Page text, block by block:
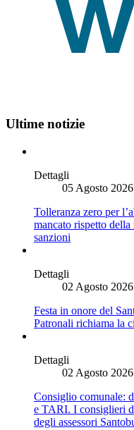
Ultime notizie
Dettagli
05 Agosto 2026
Tolleranza zero per
mancato rispetto
sanzioni
Dettagli
02 Agosto 2026
Festa in onore del
Patronali richiama la
Dettagli
02 Agosto 2026
Consiglio comunale:
e TARI. I consiglieri
degli assessori